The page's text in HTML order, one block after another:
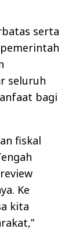
serta
seluruh
bagi
fiskal
Ke
kita